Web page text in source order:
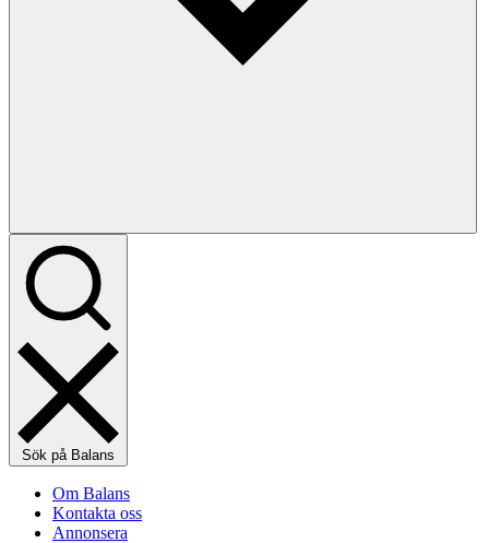
Sök på Balans
Om Balans
Kontakta oss
Annonsera